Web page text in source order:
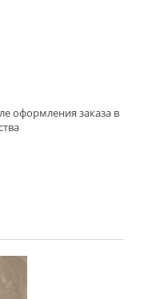
оформления заказа в